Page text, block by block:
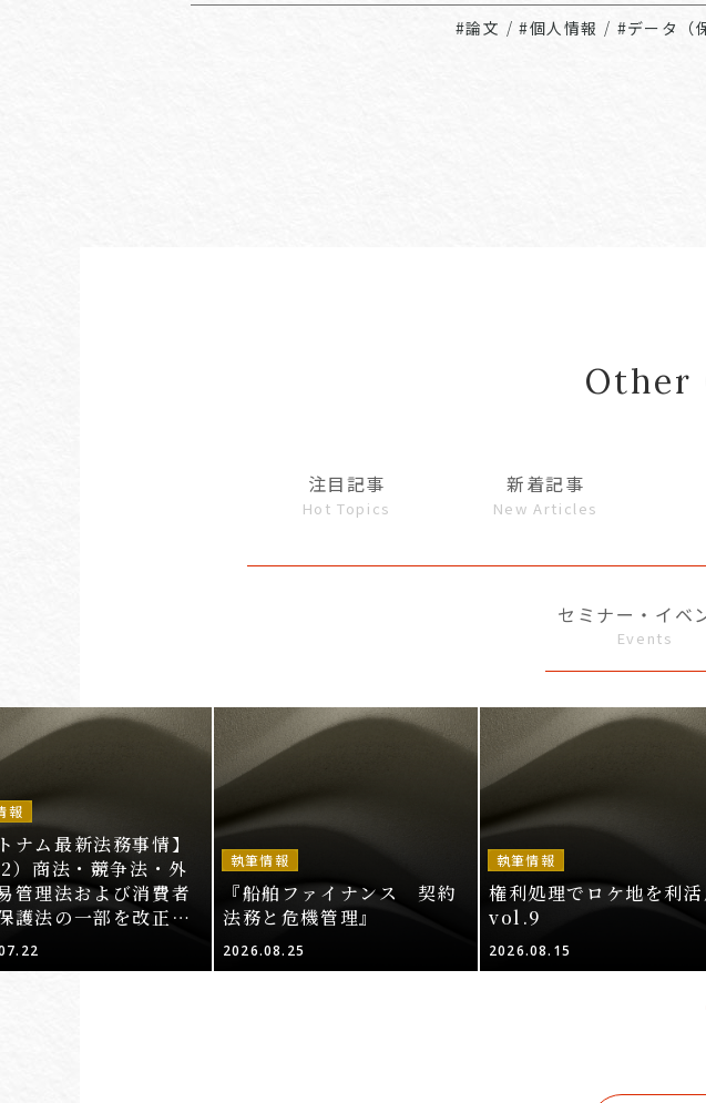
#論文 /#個人情報 / #データ（
Other
注目記事
Hot Topics
新着記事
New Articles
セミナー・イベ
Events
報
ナム最新法務事情】
）商法・競争法・外
管理法および消費者
護法の一部を改正・
る法律案（その2）
執筆情報
『船舶ファイナンス 契約
法務と危機管理』
2026.08.25
執筆情報
権利処理でロケ地を利活
vol.9
2026.08.15